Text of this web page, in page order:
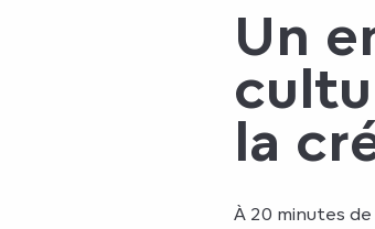
Un
la
À 20 minutes de